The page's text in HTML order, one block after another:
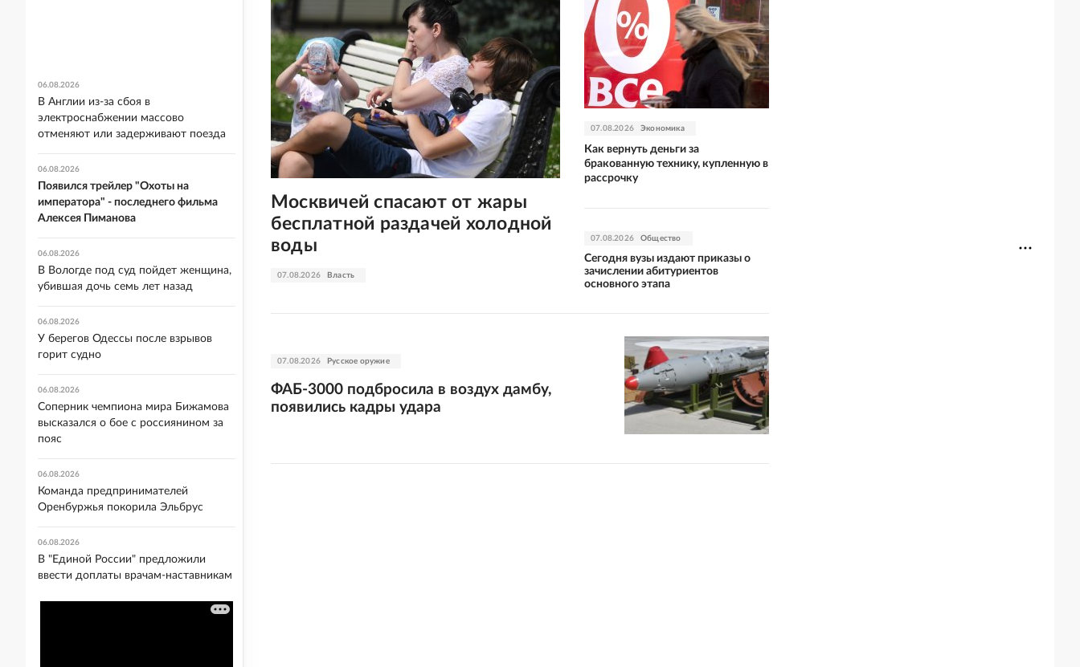
07.08.2026 Власть
Москвичей спасают от жары
бесплатной раздачей холодной
воды
07.08.2026 Экономика
Как вернуть деньги за
бракованную технику, купленную в
рассрочку
07.08.2026 Общество
Сегодня вузы издают приказы о
зачислении абитуриентов
основного этапа
07.08.2026 Русское оружие
ФАБ-3000 подбросила в воздух дамбу,
появились кадры удара
06.08.2026
В Англии из-за сбоя в
электроснабжении массово
отменяют или задерживают поезда
06.08.2026
Появился трейлер "Охоты на
императора" - последнего фильма
Алексея Пиманова
06.08.2026
В Вологде под суд пойдет женщина,
убившая дочь семь лет назад
06.08.2026
У берегов Одессы после взрывов
горит судно
06.08.2026
Соперник чемпиона мира Бижамова
высказался о бое с россиянином за
пояс
06.08.2026
Команда предпринимателей
Оренбуржья покорила Эльбрус
06.08.2026
В "Единой России" предложили
ввести доплаты врачам-наставникам